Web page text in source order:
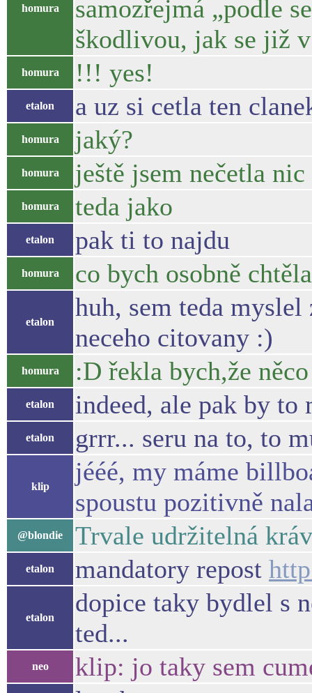
homura
samozřejmá „podle
škodlivou, jak se již
homura !!! yes!
etalon a uz si cetla ten
homura jaký?
homura ještě jsem nečetla
homura teda jako
etalon pak ti to najdu
homura co bych osobně chtěla
etalon
huh, sem teda
neceho citovany :)
homura :D řekla bych,že
etalon indeed, ale pak by
etalon grrr... seru na to, to
klip
jééé, my máme
spoustu pozitivně
@blondie Trvale udržitelná
etalon mandatory repost
etalon
dopice taky bydlel s
ted...
neo klip: jo taky sem